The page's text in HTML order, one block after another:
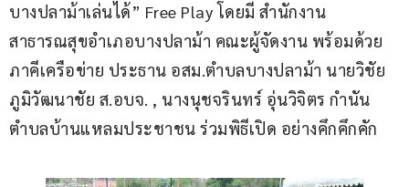
บางปลาม้าเล่นได้” Free Play โดยมี สำนักงาน
สาธารณสุขอำเภอบางปลาม้า คณะผู้จัดงาน พร้อมด้วย
ภาคีเครือข่าย ประธาน อสม.ตำบลบางปลาม้า นายวิชัย
ภูมิวัฒนาชัย ส.อบจ. , นางนุชจรินทร์ อุ่นวิจิตร กำนัน
ตำบลบ้านแหลมประชาชน ร่วมพิธีเปิด อย่างคึกคึกคัก